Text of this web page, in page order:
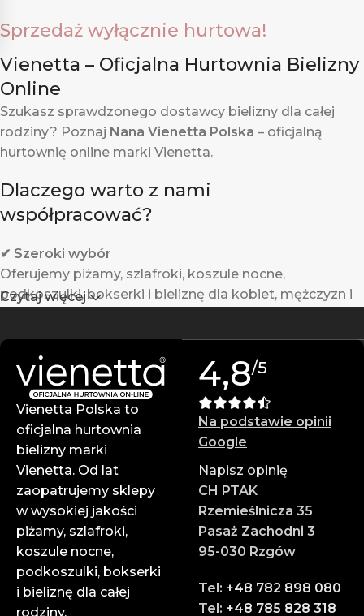
Sprzedaż wyłącznie hurtowa!
Vienetta – Oficjalna Hurtownia Bielizny
Online
Szukasz sprawdzonego dostawcy bielizny dla całej
rodziny? Poznaj Nana Vienetta Polska – oficjalną
hurtownię online marki Vienetta.
Dlaczego warto z nami
współpracować?
✔ Szeroki wybór
Oferujemy piżamy, szlafroki, koszule nocne,
podkoszulki, bokserki i bieliznę dla kobiet, mężczyzn i
Produkty Vienetta powstają w Turcji z wysokiej jakości
materiałów – są trwałe i komfortowe w noszeniu.
✔ Atrakcyjne ceny hurtowe
Zarabiaj więcej dzięki konkurencyjnym cenom i
wysokim marżom.
✔ Profesjonalna obsługa
Zespół doświadczonych doradców służy pomocą na
każdym etapie zamówienia.
✔ Szybka wysyłka
Dzięki sprawnej logistyce i współpracy z
Czytaj więcej
Vienetta Polska to
oficjalna hurtownia
bielizny marki
Vienetta. Od lat
zaopatrujemy sklepy
w wysokiej jakości
piżamy, szlafroki,
koszule nocne,
podkoszulki, bokserki
i bieliznę dla całej
rodziny.
4,8/5
Na podstawie opinii
Google
Napisz opinię
CH PTAK
Rzemieślnicza 35
Pasaż Zachodni 3
95-030 Rzgów
Tel: +48 782 898 080
Tel: +48 785 828 318